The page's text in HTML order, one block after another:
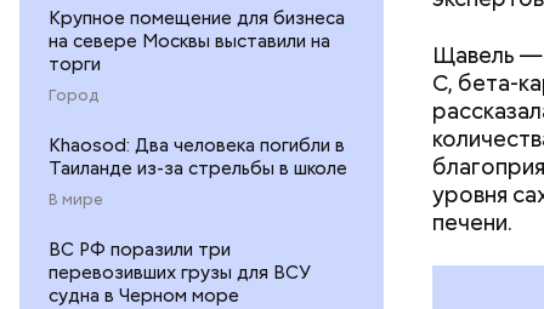
Крупное помещение для бизнеса
на севере Москвы выставили на
торги
Город
Khaosod: Два человека погибли в
Таиланде из-за стрельбы в школе
В мире
ВС РФ поразили три
перевозивших грузы для ВСУ
судна в Черном море
Щавель —
С, бета-
уровня
печени.